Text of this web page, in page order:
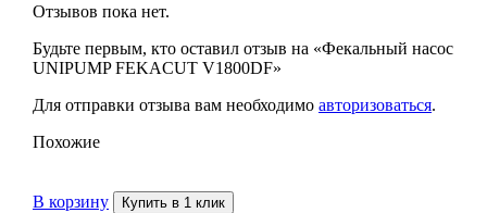
Отзывов пока нет.
Будьте первым, кто оставил отзыв на «Фекальный насос
UNIPUMP FEKACUT V1800DF»
Для отправки отзыва вам необходимо авторизоваться.
Похожие
В корзину Купить в 1 клик